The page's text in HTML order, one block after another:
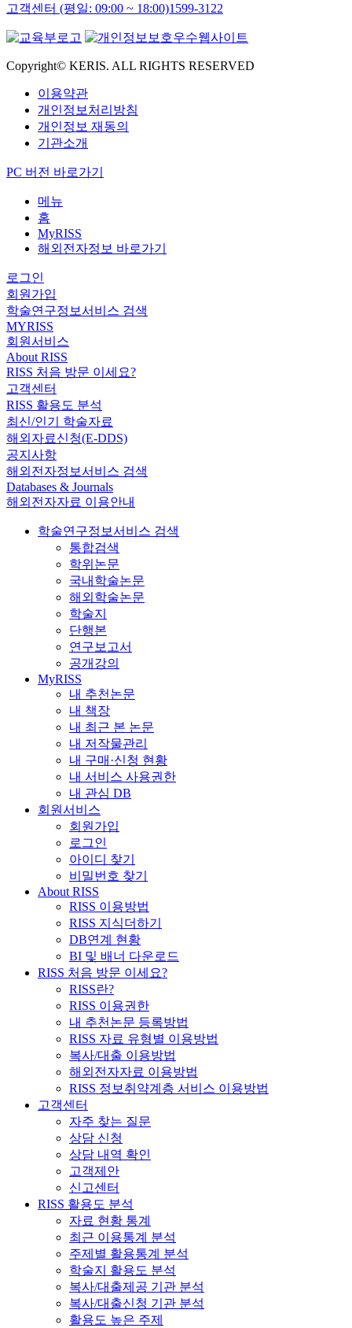
고객센터 (평일: 09:00 ~ 18:00)1599-3122
Copyright© KERIS. ALL RIGHTS RESERVED
이용약관
개인정보처리방침
개인정보 재동의
기관소개
PC 버전 바로가기
메뉴
홈
MyRISS
해외전자정보 바로가기
로그인
회원가입
학술연구정보서비스 검색
MYRISS
회원서비스
About RISS
RISS 처음 방문 이세요?
고객센터
RISS 활용도 분석
최신/인기 학술자료
해외자료신청(E-DDS)
공지사항
해외전자정보서비스 검색
Databases & Journals
해외전자자료 이용안내
학술연구정보서비스 검색
통합검색
학위논문
국내학술논문
해외학술논문
학술지
단행본
연구보고서
공개강의
MyRISS
내 추천논문
내 책장
내 최근 본 논문
내 저작물관리
내 구매·신청 현황
내 서비스 사용권한
내 관심 DB
회원서비스
회원가입
로그인
아이디 찾기
비밀번호 찾기
About RISS
RISS 이용방법
RISS 지식더하기
DB연계 현황
BI 및 배너 다운로드
RISS 처음 방문 이세요?
RISS란?
RISS 이용권한
내 추천논문 등록방법
RISS 자료 유형별 이용방법
복사/대출 이용방법
해외전자자료 이용방법
RISS 정보취약계층 서비스 이용방법
고객센터
자주 찾는 질문
상담 신청
상담 내역 확인
고객제안
신고센터
RISS 활용도 분석
자료 현황 통계
최근 이용통계 분석
주제별 활용통계 분석
학술지 활용도 분석
복사/대출제공 기관 분석
복사/대출신청 기관 분석
활용도 높은 주제